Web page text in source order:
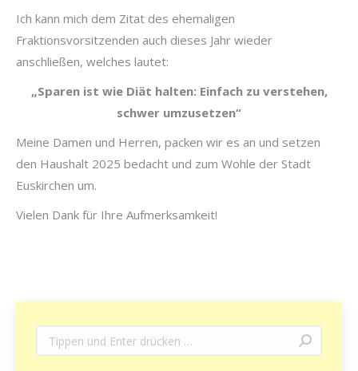
Ich kann mich dem Zitat des ehemaligen
Fraktionsvorsitzenden auch dieses Jahr wieder
anschließen, welches lautet:
„Sparen ist wie Diät halten: Einfach zu verstehen,
schwer umzusetzen“
Meine Damen und Herren, packen wir es an und setzen
den Haushalt 2025 bedacht und zum Wohle der Stadt
Euskirchen um.
Vielen Dank für Ihre Aufmerksamkeit!
Search: